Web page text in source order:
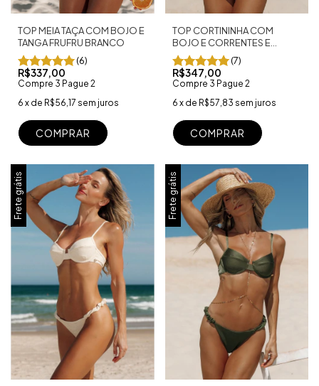
TOP MEIA TAÇA COM BOJO E
TANGA FRUFRU BRANCO
(6)
R$337,00
Compre 3 Pague 2
6 x de R$56,17 sem juros
COMPRAR
TOP CORTININHA COM
BOJO E CORRENTES E
TANGA FRUFRU BRANCO
(7)
R$347,00
Compre 3 Pague 2
6 x de R$57,83 sem juros
COMPRAR
Frete grátis Frete grátis